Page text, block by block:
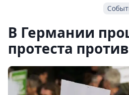
В Германии
протеста